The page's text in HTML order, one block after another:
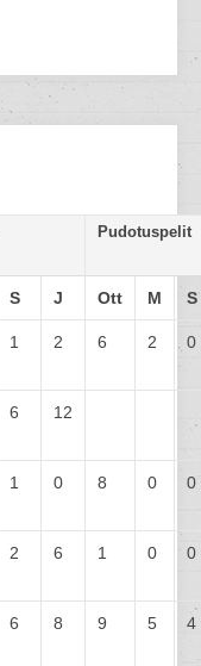
Pudotuspelit
S J Ott M S
1 2 6 2 0
6 12
1 0 8 0 0
2 6 1 0 0
6 8 9 5 4